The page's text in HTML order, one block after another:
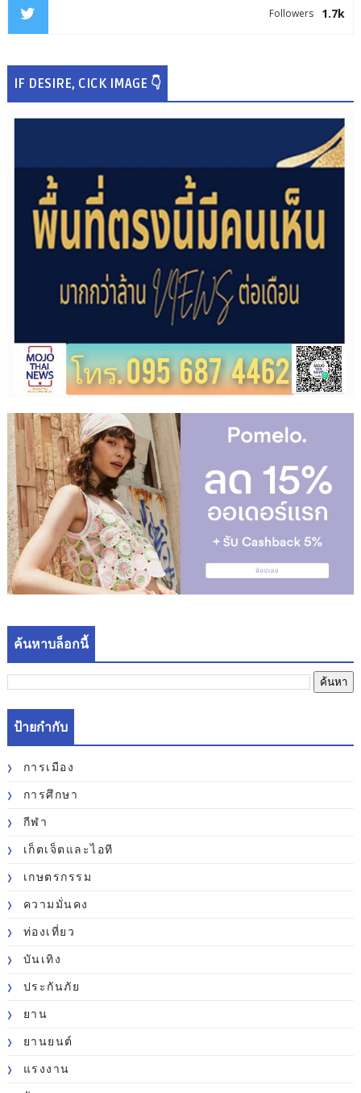
1.7k
Followers
IF DESIRE, CICK IMAGE 👇
ค้นหาบล็อกนี้
ป้ายกำกับ
การเมือง
การศึกษา
กีฬา
เก็ตเจ็ตและไอที
เกษตรกรรม
ความมั่นคง
ท่องเที่ยว
บันเทิง
ประกันภัย
ยาน
ยานยนต์
แรงงาน